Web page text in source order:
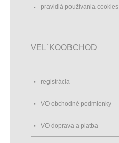
pravidlá používania cookies
VEL´KOOBCHOD
registrácia
VO obchodné podmienky
VO doprava a platba